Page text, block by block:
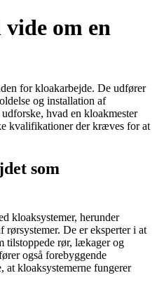
om en
for kloakarbejde. De udfører
og installation af
hvad en kloakmester
kvalifikationer der kræves for at
som
kloaksystemer, herunder
De er eksperter i at
tilstoppede rør, lækager og
også forebyggende
at kloaksystemerne fungerer